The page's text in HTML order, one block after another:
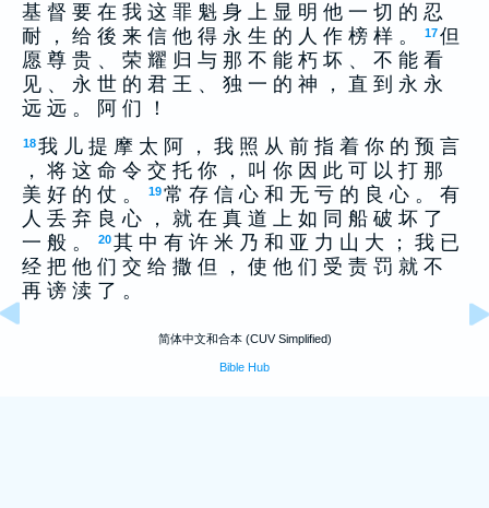
基 督 要 在 我 这 罪 魁 身 上 显 明 他 一 切 的 忍
耐 ， 给 後 来 信 他 得 永 生 的 人 作 榜 样 。
17但
愿 尊 贵 、 荣 耀 归 与 那 不 能 朽 坏 、 不 能 看
见 、 永 世 的 君 王 、 独 一 的 神 ， 直 到 永 永
远 远 。 阿 们 ！
18我 儿 提 摩 太 阿 ， 我 照 从 前 指 着 你 的 预 言
， 将 这 命 令 交 托 你 ， 叫 你 因 此 可 以 打 那
美 好 的 仗 。
19常 存 信 心 和 无 亏 的 良 心 。 有
人 丢 弃 良 心 ， 就 在 真 道 上 如 同 船 破 坏 了
一 般 。
20其 中 有 许 米 乃 和 亚 力 山 大 ； 我 已
经 把 他 们 交 给 撒 但 ， 使 他 们 受 责 罚 就 不
再 谤 渎 了 。
简体中文和合本 (CUV Simplified)
Bible Hub